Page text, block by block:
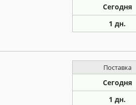
Сегодня
1 дн.
Поставка
Сегодня
1 дн.